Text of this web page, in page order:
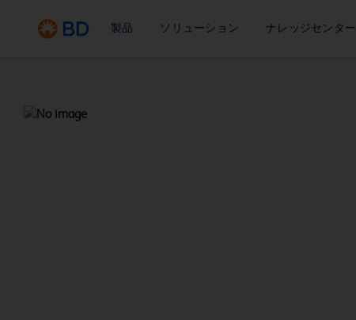
製品 ソリューション ナレッジセンター